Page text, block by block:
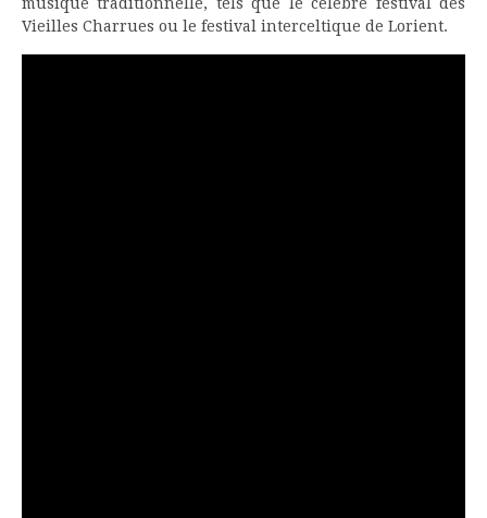
Vieilles Charrues ou le festival interceltique de Lorient.